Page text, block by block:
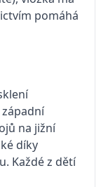
pomáhá
na jižní
díky
Každé z dětí